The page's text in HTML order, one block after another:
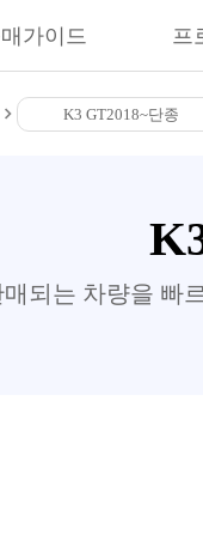
가이드 프
K3 GT2018~단종
되는 차량을 빠